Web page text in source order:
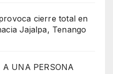
cierre total en
Jajalpa, Tenango
A UNA PERSONA